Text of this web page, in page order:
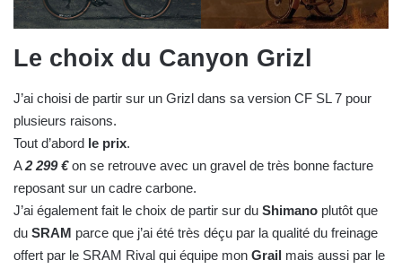
Le choix du Canyon Grizl
J’ai choisi de partir sur un Grizl dans sa version CF SL 7 pour
plusieurs raisons.
Tout d’abord le prix.
A2 299 €on se retrouve avec un gravel de très bonne facture
reposant sur un cadre carbone.
J’ai également fait le choix de partir sur du Shimano plutôt que
du SRAM parce que j’ai été très déçu par la qualité du freinage
offert par le SRAM Rival qui équipe mon Grail mais aussi par le